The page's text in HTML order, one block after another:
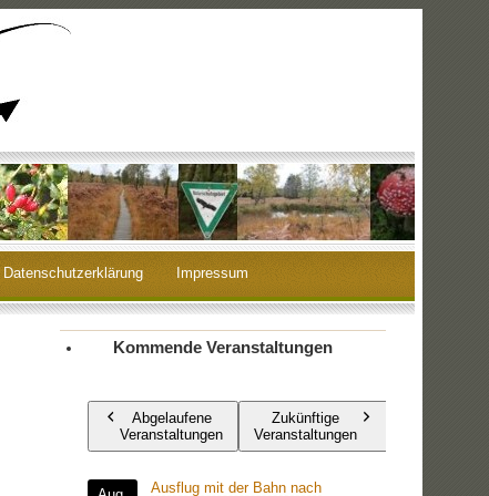
Datenschutzerklärung Impressum
Kommende Veranstaltungen
Abgelaufene
Veranstaltungen
Zukünftige
Veranstaltungen
Ausflug mit der Bahn nach